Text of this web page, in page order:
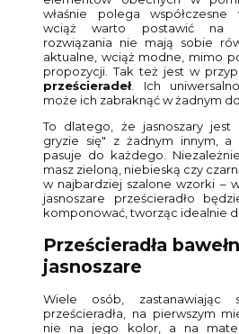
właśnie polega współczesne
wciąż warto postawić na
rozwiązania nie mają sobie
aktualne, wciąż modne, mimo
propozycji. Tak też jest w
prześcieradeł. Ich
może ich zabraknąć w żadnym
To dlatego, że jasnoszary
gryzie się" z żadnym innym, a
pasuje do każdego.
masz zieloną, niebieską czy
w najbardziej szalone wzorki –
jasnoszare prześcieradło
komponować, tworząc idealnie
Prześcieradła
jasnoszare
Wiele osób, zastanawiając
prześcieradła, na pierwszym
nie na jego kolor, a na